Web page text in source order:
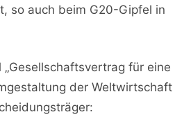
so auch beim G20-Gipfel in
für eine
der Weltwirtschaft